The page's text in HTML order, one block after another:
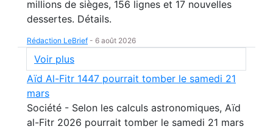
millions de sièges, 156 lignes et 17 nouvelles
dessertes. Détails.
Rédaction LeBrief - 6 août 2026
Voir plus
Aïd Al-Fitr 1447 pourrait tomber le samedi 21
mars
Société - Selon les calculs astronomiques, Aïd
al-Fitr 2026 pourrait tomber le samedi 21 mars